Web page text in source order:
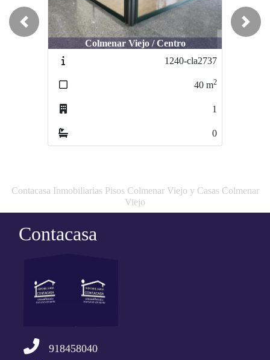
Colmenar Viejo / Centro
1240-cla2737
40 m2
1
0
Colmenar Viejo / Centro
Previous Next
Contacasa Inmobiliarias Pisos Colmenar Viejo y Casas Colmenar
Viejo
Contacasa
918458040